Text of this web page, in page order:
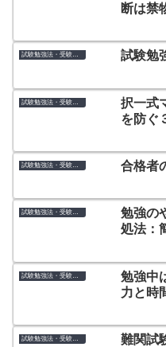
断は禁
試験勉強法・受験のコツ 試験勉
択一式
を防ぐ
試験勉強法・受験のコツ 合格者
試験勉強法・受験のコツ
勉強の
処法：
勉強中
力と時
試験勉強法・受験のコツ
難関試